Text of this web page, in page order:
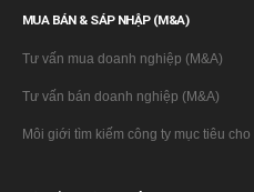
MUA BÁN & SÁP NHẬP (M&A)
Tư vấn mua doanh nghiệp (M&A)
Tư vấn bán doanh nghiệp (M&A)
Môi giới tìm kiếm công ty mục tiêu